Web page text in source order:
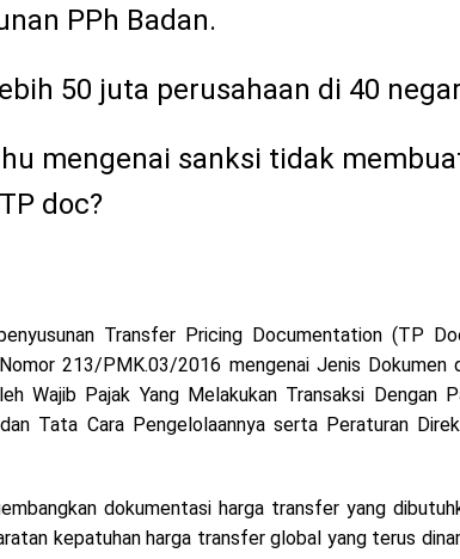
PPh Badan.
50 juta perusahaan di 40
mengenai sanksi tidak
TP doc?
Transfer Pricing Documentation (TP
213/PMK.03/2016 mengenai Jenis Dokumen
Wajib Pajak Yang Melakukan Transaksi Dengan
Tata Cara Pengelolaannya serta Peraturan
dokumentasi harga transfer yang
kepatuhan harga transfer global yang terus